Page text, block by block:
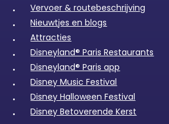
Vervoer & routebeschrijving
Nieuwtjes en blogs
Attracties
Disneyland® Paris Restaurants
Disneyland® Paris app
Disney Music Festival
Disney Halloween Festival
Disney Betoverende Kerst